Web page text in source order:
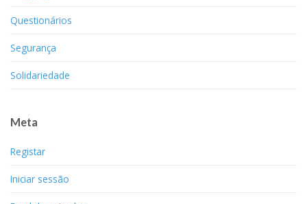
Questionários
Segurança
Solidariedade
Meta
Registar
Iniciar sessão